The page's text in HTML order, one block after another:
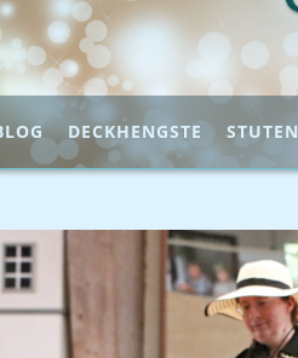
DECKHENGSTE STUTEN